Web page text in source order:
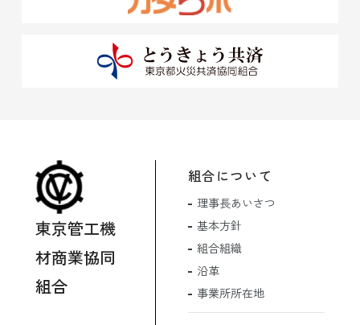
東京管工機
材商業協同
組合
組合について
理事長あいさつ
基本方針
組合組織
沿革
事業所所在地